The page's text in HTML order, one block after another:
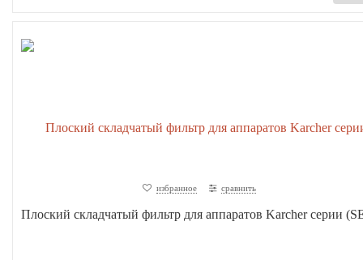
избранное сравнить
Плоский складчатый фильтр для аппаратов Karcher серии